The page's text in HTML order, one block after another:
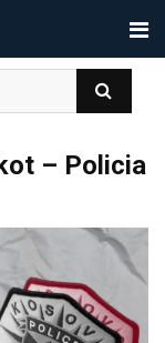
– Policia